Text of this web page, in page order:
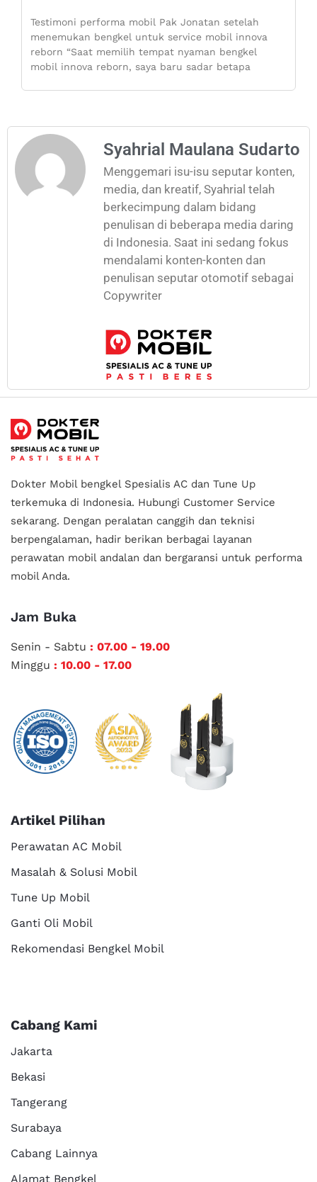
Testimoni performa mobil Pak Jonatan setelah
menemukan bengkel untuk service mobil innova
reborn “Saat memilih tempat nyaman bengkel
mobil innova reborn, saya baru sadar betapa
Syahrial Maulana Sudarto
Menggemari isu-isu seputar konten,
media, dan kreatif, Syahrial telah
berkecimpung dalam bidang
penulisan di beberapa media daring
di Indonesia. Saat ini sedang fokus
mendalami konten-konten dan
penulisan seputar otomotif sebagai
Copywriter
Dokter Mobil bengkel Spesialis AC dan Tune Up
terkemuka di Indonesia. Hubungi Customer Service
sekarang. Dengan peralatan canggih dan teknisi
berpengalaman, hadir berikan berbagai layanan
perawatan mobil andalan dan bergaransi untuk performa
mobil Anda.
Jam Buka
Senin - Sabtu : 07.00 - 19.00
Minggu : 10.00 - 17.00
Artikel Pilihan
Perawatan AC Mobil
Masalah & Solusi Mobil
Tune Up Mobil
Ganti Oli Mobil
Rekomendasi Bengkel Mobil
Cabang Kami
Jakarta
Bekasi
Tangerang
Surabaya
Cabang Lainnya
Alamat Bengkel